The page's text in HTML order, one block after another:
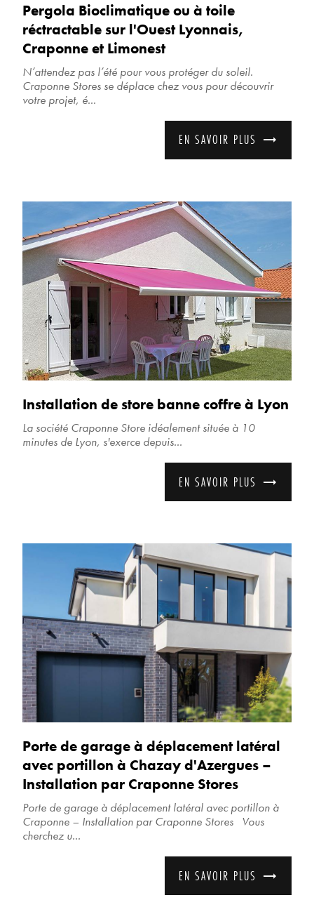
Pergola Bioclimatique ou à toile
réctractable sur l'Ouest Lyonnais,
Craponne et Limonest
N’attendez pas l’été pour vous protéger du soleil.
Craponne Stores se déplace chez vous pour découvrir
votre projet, é...
EN SAVOIR PLUS
Installation de store banne coffre à Lyon
La société Craponne Store idéalement située à 10
minutes de Lyon, s'exerce depuis...
EN SAVOIR PLUS
Porte de garage à déplacement latéral
avec portillon à Chazay d'Azergues –
Installation par Craponne Stores
Porte de garage à déplacement latéral avec portillon à
Craponne – Installation par Craponne Stores Vous
cherchez u...
EN SAVOIR PLUS